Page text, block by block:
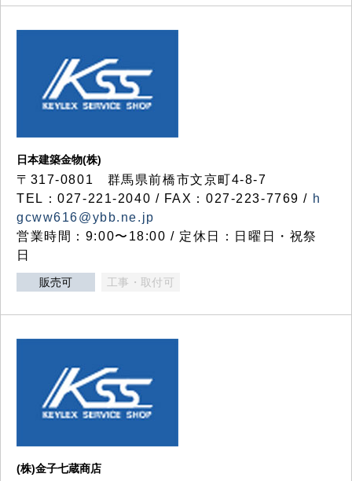
日本建築金物(株)
〒317‐0801 群馬県前橋市文京町4-8-7
TEL：027-221-2040 / FAX：027-223-7769 / h
gcww616@ybb.ne.jp
営業時間：9:00〜18:00 / 定休日：日曜日・祝祭
日
販売可 工事・取付可
(株)金子七蔵商店